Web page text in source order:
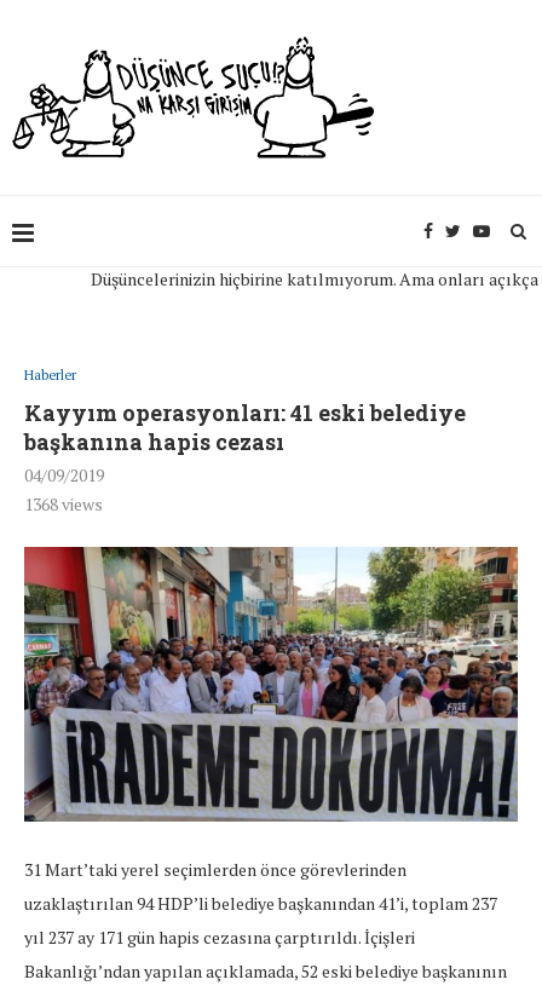
Düşüncelerinizin hiçbirine katılmıyorum. Ama onları açıkça
Haberler
Kayyım operasyonları: 41 eski belediye
başkanına hapis cezası
04/09/2019
1368views
31 Mart’taki yerel seçimlerden önce görevlerinden
uzaklaştırılan 94 HDP’li belediye başkanından 41’i, toplam 237
yıl 237 ay 171 gün hapis cezasına çarptırıldı. İçişleri
Bakanlığı’ndan yapılan açıklamada, 52 eski belediye başkanının